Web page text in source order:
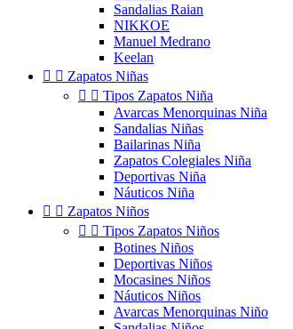
Sandalias Raian
NIKKOE
Manuel Medrano
Keelan
  Zapatos Niñas
  Tipos Zapatos Niña
Avarcas Menorquinas Niña
Sandalias Niñas
Bailarinas Niña
Zapatos Colegiales Niña
Deportivas Niña
Náuticos Niña
  Zapatos Niños
  Tipos Zapatos Niños
Botines Niños
Deportivas Niños
Mocasines Niños
Náuticos Niños
Avarcas Menorquinas Niño